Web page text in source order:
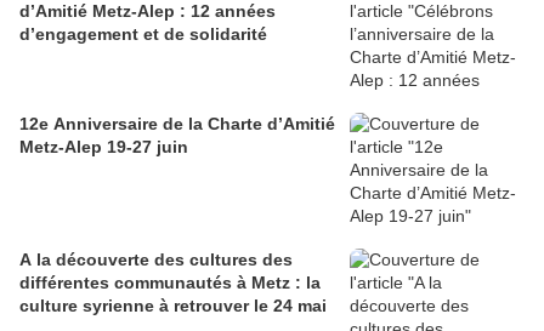
d’Amitié Metz-Alep : 12 années
d’engagement et de solidarité
12e Anniversaire de la Charte d’Amitié
Metz-Alep 19-27 juin
A la découverte des cultures des
différentes communautés à Metz : la
culture syrienne à retrouver le 24 mai